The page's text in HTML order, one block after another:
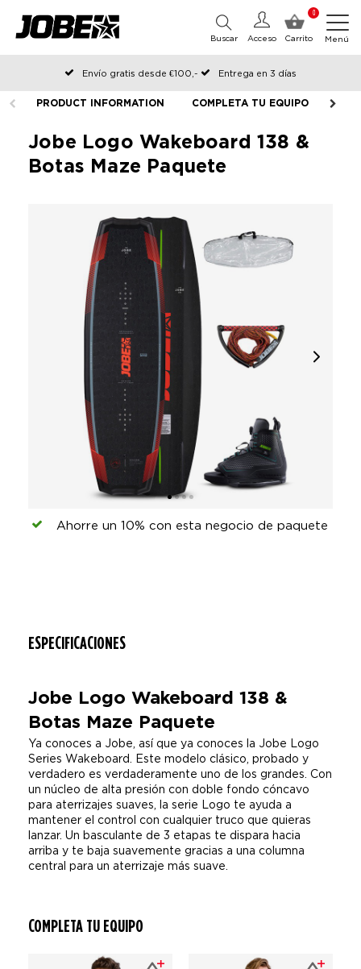
0
Carrito
Acceso
Buscar Menú
Envío gratis desde €100,-
Entrega en 3 días
Pedido antes de las 12:00 en días hábiles, enviado el mismo día
PRODUCT INFORMATION COMPLETA TU EQUIPO
Jobe Logo Wakeboard 138 &
Botas Maze Paquete
Ahorre un 10% con esta negocio de paquete
ESPECIFICACIONES
Jobe Logo Wakeboard 138 &
Botas Maze Paquete
Ya conoces a Jobe, así que ya conoces la Jobe Logo
Series Wakeboard. Este modelo clásico, probado y
verdadero es verdaderamente uno de los grandes. Con
un núcleo de alta presión con doble fondo cóncavo
para aterrizajes suaves, la serie Logo te ayuda a
mantener el control con cualquier truco que quieras
lanzar. Un basculante de 3 etapas te dispara hacia
arriba y te baja suavemente gracias a una columna
central para un aterrizaje más suave.
COMPLETA TU EQUIPO